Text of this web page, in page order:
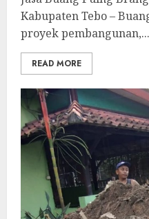
Kabupaten Tebo –
proyek pembangunan,...
READ MORE